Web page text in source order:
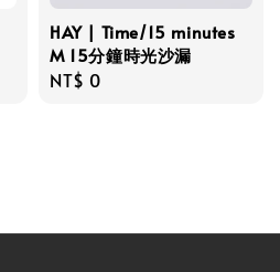
HAY | Time/15 minutes
M 15分鐘時光沙漏
Regular
NT$ 0